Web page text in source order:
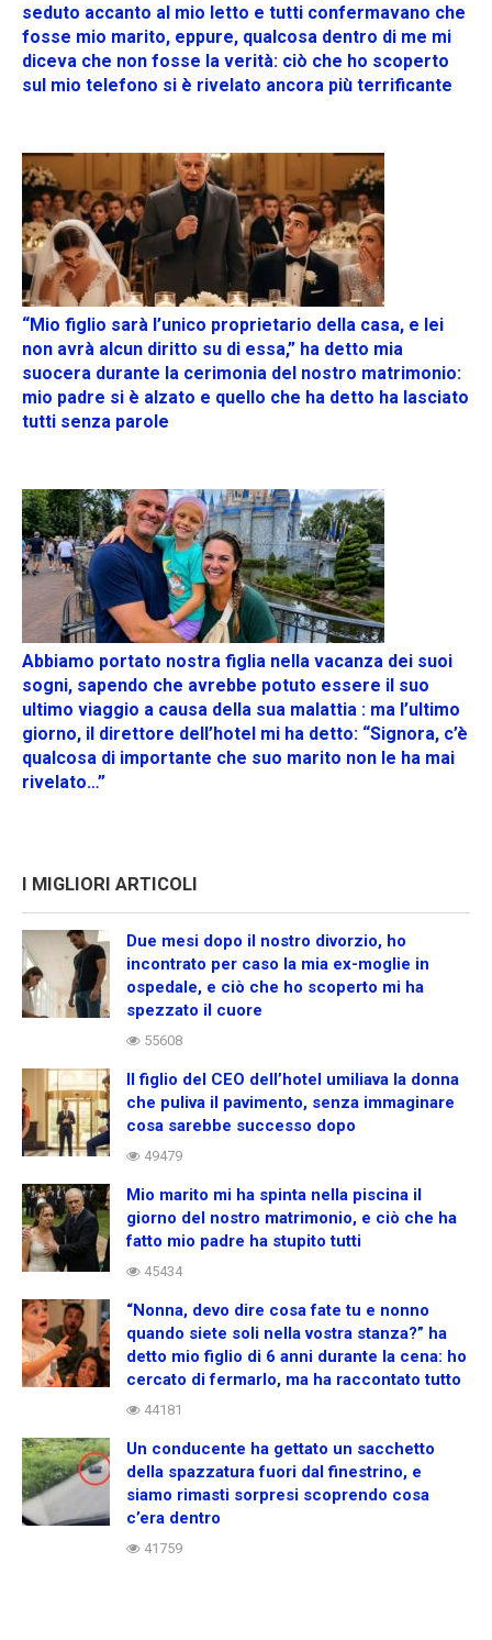
seduto accanto al mio letto e tutti confermavano che
fosse mio marito, eppure, qualcosa dentro di me mi
diceva che non fosse la verità: ciò che ho scoperto
sul mio telefono si è rivelato ancora più terrificante
“Mio figlio sarà l’unico proprietario della casa, e lei
non avrà alcun diritto su di essa,” ha detto mia
suocera durante la cerimonia del nostro matrimonio:
mio padre si è alzato e quello che ha detto ha lasciato
tutti senza parole
Abbiamo portato nostra figlia nella vacanza dei suoi
sogni, sapendo che avrebbe potuto essere il suo
ultimo viaggio a causa della sua malattia : ma l’ultimo
giorno, il direttore dell’hotel mi ha detto: “Signora, c’è
qualcosa di importante che suo marito non le ha mai
rivelato…”
I MIGLIORI ARTICOLI
Due mesi dopo il nostro divorzio, ho
incontrato per caso la mia ex-moglie in
ospedale, e ciò che ho scoperto mi ha
spezzato il cuore
55608
Il figlio del CEO dell’hotel umiliava la donna
che puliva il pavimento, senza immaginare
cosa sarebbe successo dopo
49479
Mio marito mi ha spinta nella piscina il
giorno del nostro matrimonio, e ciò che ha
fatto mio padre ha stupito tutti
45434
“Nonna, devo dire cosa fate tu e nonno
quando siete soli nella vostra stanza?” ha
detto mio figlio di 6 anni durante la cena: ho
cercato di fermarlo, ma ha raccontato tutto
44181
Un conducente ha gettato un sacchetto
della spazzatura fuori dal finestrino, e
siamo rimasti sorpresi scoprendo cosa
c’era dentro
41759